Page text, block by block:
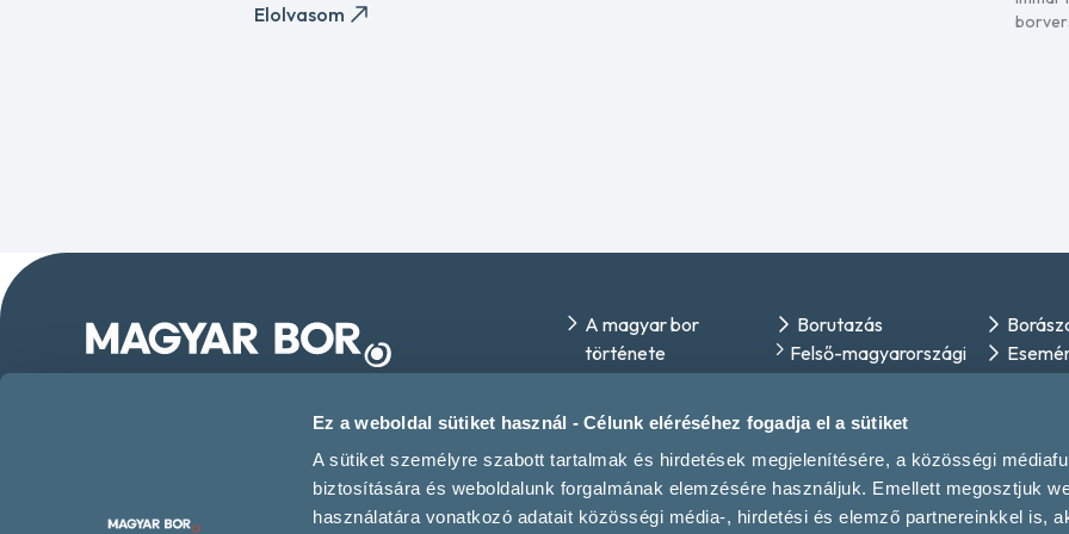
Ez a weboldal sütiket használ - Célunk eléréséhez fogadja el a sütiket
A sütiket személyre szabott tartalmak és hirdetések megjelenítésére, a közösségi
biztosítására és weboldalunk forgalmának elemzésére használjuk. Emellett megosztjuk
használatára vonatkozó adatait közösségi média-, hirdetési és elemző partnereinkkel is,
Elolvasom
Kövess minket közösségi
A magyar bor
története
Bortípusok
Szőlőfajták és
Borrégiók
A borfogyasztás
kultúrája
Borutazás
Felső-magyarországi
borrégió
borrégió
Pannon borrégió
Tokaji borrégió